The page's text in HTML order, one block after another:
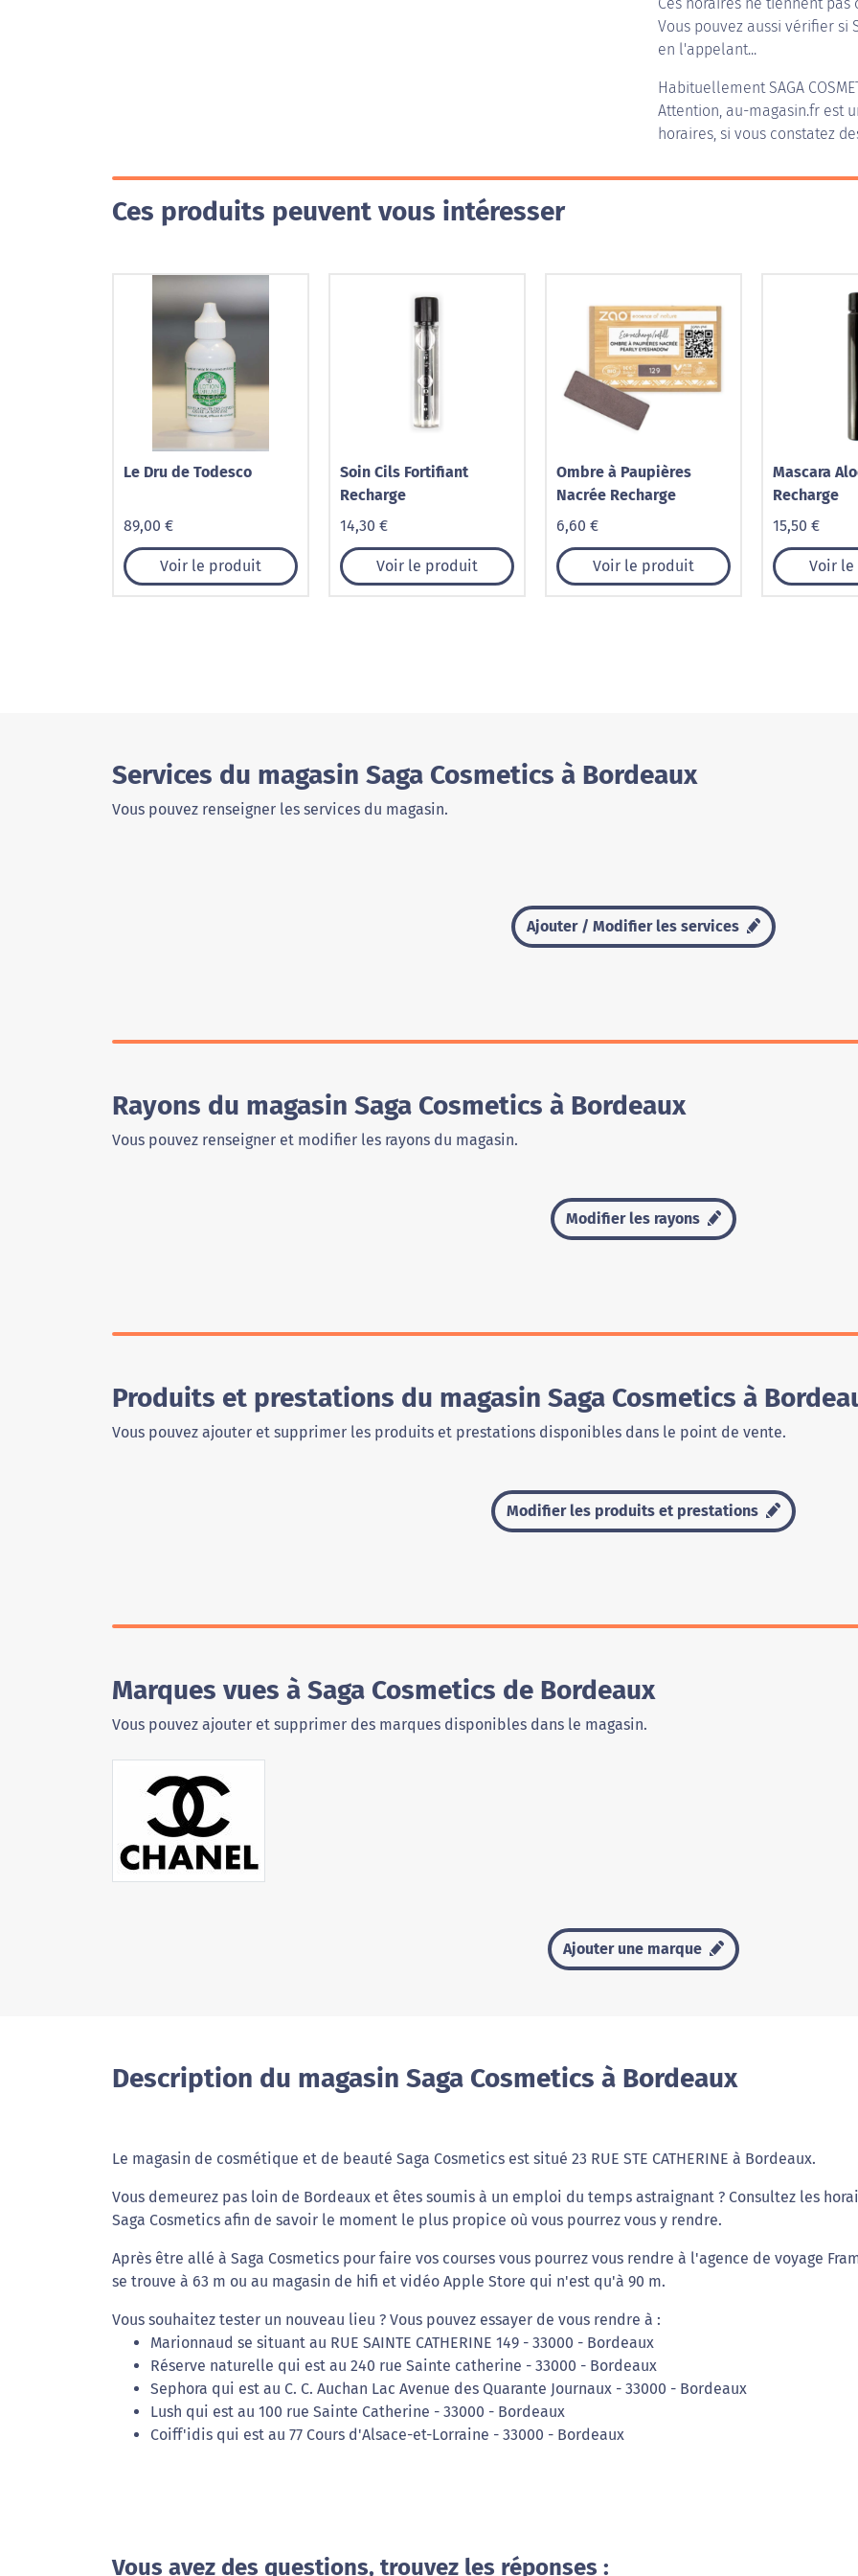
Vous pouvez aussi vérifier si
en l'appelant...
HabituellementSAGA
Attention, au-magasin.fr est
horaires, si vous constatez
Ces produits peuvent vous intéresser
Le Dru de Todesco
89,00 €
Voir le produit
Soin Cils Fortifiant
Recharge
14,30 €
Voir le produit
Ombre à Paupières
Nacrée Recharge
6,60 €
Voir le produit
Mascara
Recharge
15,50 €
Voir
Services du magasin Saga Cosmetics à Bordeaux
Vous pouvez renseigner les services du magasin.
Ajouter / Modifier les services
Rayons du magasin Saga Cosmetics à Bordeaux
Vous pouvez renseigner et modifier les rayons du magasin.
Modifier les rayons
Produits et prestations du magasin Saga Cosmetics à
Vous pouvez ajouter et supprimer les produits et prestations disponibles dans le point de vente.
Modifier les produits et prestations
Marques vues à Saga Cosmetics de Bordeaux
Vous pouvez ajouter et supprimer des marques disponibles dans le magasin.
Ajouter une marque
Description du magasin Saga Cosmetics à Bordeaux
Le magasin de cosmétique et de beauté Saga Cosmetics est situé 23 RUE STE CATHERINE à Bordeaux.
Vous demeurez pas loin de Bordeaux et êtes soumis à un emploi du temps astraignant ? Consultez les
Saga Cosmetics afin de savoir le moment le plus propice où vous pourrez vous y rendre.
Après être allé à Saga Cosmetics pour faire vos courses vous pourrez vous rendre à l'agence de voyage
se trouve à 63 m ou au magasin de hifi et vidéo Apple Store qui n'est qu'à 90 m.
Vous souhaitez tester un nouveau lieu ? Vous pouvez essayer de vous rendre à :
Marionnaud se situant au RUE SAINTE CATHERINE 149 - 33000 - Bordeaux
Réserve naturelle qui est au 240 rue Sainte catherine - 33000 - Bordeaux
Sephora qui est au C. C. Auchan Lac Avenue des Quarante Journaux - 33000 - Bordeaux
Lush qui est au 100 rue Sainte Catherine - 33000 - Bordeaux
Coiff'idis qui est au 77 Cours d'Alsace-et-Lorraine - 33000 - Bordeaux
Vous avez des questions, trouvez les réponses :